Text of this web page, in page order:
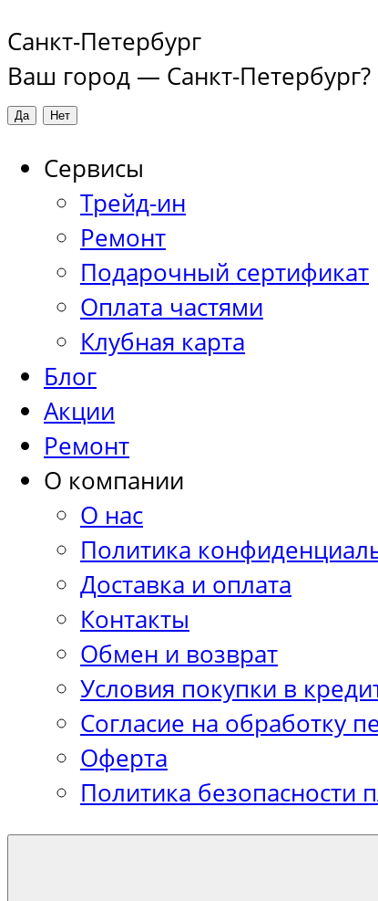
Санкт-Петербург
Ваш город — Санкт-Петербург?
Сервисы
Трейд-ин
Ремонт
Подарочный сертификат
Оплата частями
Клубная карта
Блог
Акции
Ремонт
О компании
О нас
Политика
Доставка и оплата
Контакты
Обмен и возврат
Условия покупки в
Согласие на обработку
Оферта
Политика безопасности